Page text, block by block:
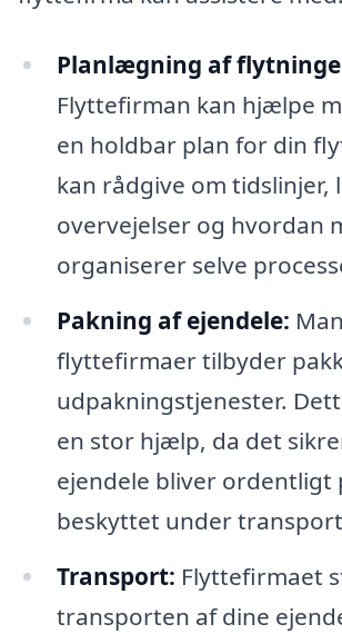
Planlægning af
Flyttefirman kan hjælpe
en holdbar plan for din
kan rådgive om tidslinjer,
overvejelser og hvordan
organiserer selve
Pakning af ejendele:
flyttefirmaer tilbyder
udpakningstjenester.
en stor hjælp, da det
ejendele bliver ordentligt
beskyttet under
Transport: Flyttefirmaet
transporten af dine